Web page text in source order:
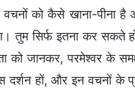
वचनों को कैसे खाना-
सिर्फ इतना कर सकते हो
को जानकर, परमेश्वर के
हों, और इन वचनों के